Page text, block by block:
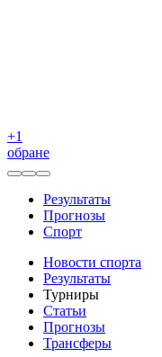
+1
обране
Результаты
Прогнозы
Спорт
Новости спорта
Результаты
Турниры
Статьи
Прогнозы
Трансферы